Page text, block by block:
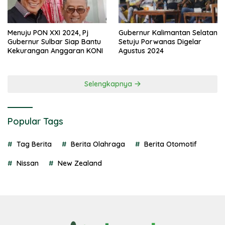
Menuju PON XXI 2024, Pj
Gubernur Sulbar Siap Bantu
Kekurangan Anggaran KONI
Gubernur Kalimantan Selatan
Setuju Porwanas Digelar
Agustus 2024
Selengkapnya
Popular Tags
Tag Berita Berita Olahraga Berita Otomotif
Nissan New Zealand